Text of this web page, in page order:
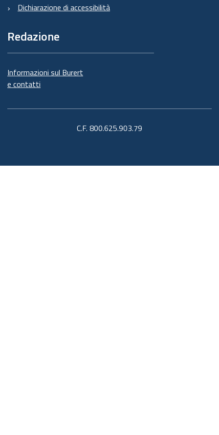
Dichiarazione di accessibilità
Redazione
Informazioni sul Burert
e contatti
C.F. 800.625.903.79